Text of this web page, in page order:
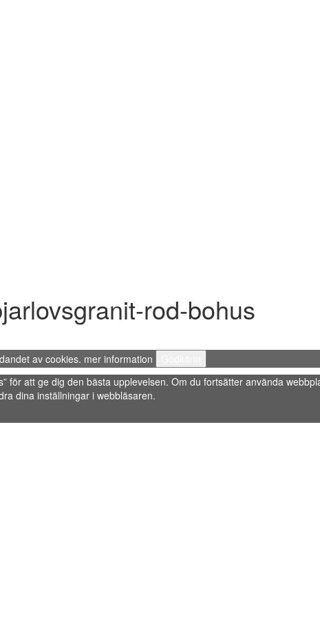
rod-bohus
av cookies. mer information
för att ge dig den bästa upplevelsen. Om du fortsätter använda
dina inställningar i webbläsaren.